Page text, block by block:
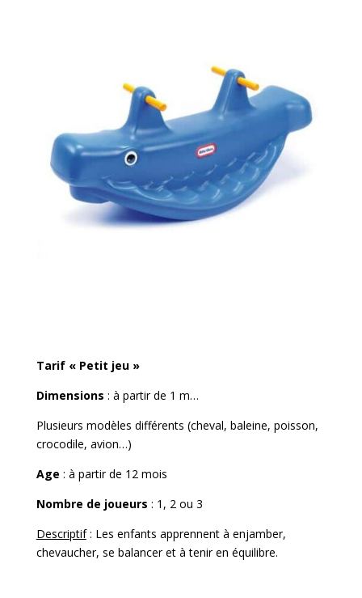
Tarif « Petit jeu »
Dimensions : à partir de 1 m…
Plusieurs modèles différents (cheval, baleine, poisson,
crocodile, avion…)
Age : à partir de 12 mois
Nombre de joueurs : 1, 2 ou 3
Descriptif: Les enfants apprennent à enjamber,
chevaucher, se balancer et à tenir en équilibre.